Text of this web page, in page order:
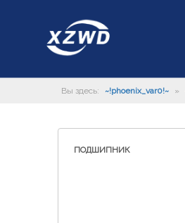
Вы здесь: ~!phoenix_var0!~ »
ПОДШИПНИК